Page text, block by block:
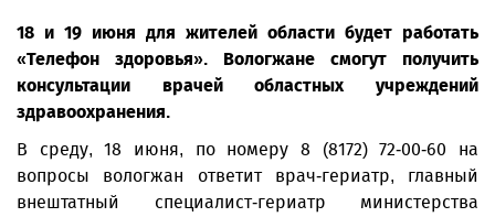
18 и 19 июня для жителей области будет работать
«Телефон здоровья». Вологжане смогут получить
консультации врачей областных учреждений
здравоохранения.
В среду, 18 июня, по номеру 8 (8172) 72-00-60 на
вопросы вологжан ответит врач-гериатр, главный
внештатный специалист-гериатр министерства